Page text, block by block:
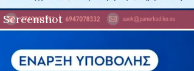
Screenshot